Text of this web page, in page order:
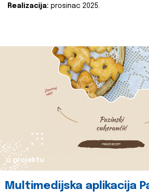
Realizacija: prosinac 2025.
o projektu
Multimedijska aplikacija